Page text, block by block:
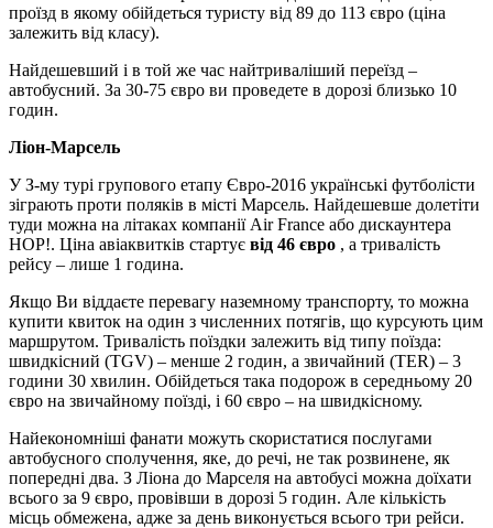
проїзд в якому обійдеться туристу від 89 до 113 євро (ціна
залежить від класу).
Найдешевший і в той же час найтриваліший переїзд –
автобусний. За 30-75 євро ви проведете в дорозі близько 10
годин.
Ліон-Марсель
У З-му турі групового етапу Євро-2016 українські футболісти
зіграють проти поляків в місті Марсель. Найдешевше долетіти
туди можна на літаках компанії Air France або дискаунтера
HOP!. Ціна авіаквитків стартує від 46 євро , а тривалість
рейсу – лише 1 година.
Якщо Ви віддаєте перевагу наземному транспорту, то можна
купити квиток на один з численних потягів, що курсують цим
маршрутом. Тривалість поїздки залежить від типу поїзда:
швидкісний (TGV) – менше 2 годин, а звичайний (TER) – 3
години 30 хвилин. Обійдеться така подорож в середньому 20
євро на звичайному поїзді, і 60 євро – на швидкісному.
Найекономніші фанати можуть скористатися послугами
автобусного сполучення, яке, до речі, не так розвинене, як
попередні два. З Ліона до Марселя на автобусі можна доїхати
всього за 9 євро, провівши в дорозі 5 годин. Але кількість
місць обмежена, адже за день виконується всього три рейси.